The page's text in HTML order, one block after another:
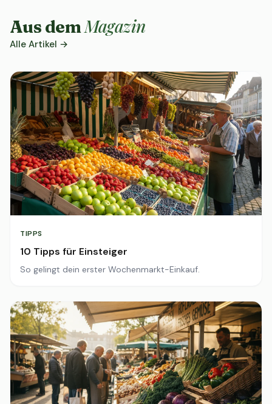
Aus demMagazin
Alle Artikel →
TIPPS
10 Tipps für Einsteiger
So gelingt dein erster Wochenmarkt-Einkauf.